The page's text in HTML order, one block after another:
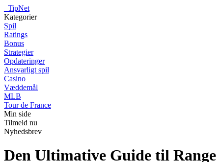
TipNet
Kategorier
Spil
Ratings
Bonus
Strategier
Opdateringer
Ansvarligt spil
Casino
Væddemål
MLB
Tour de France
Min side
Tilmeld nu
Nyhedsbrev
Den Ultimative Guide til Range